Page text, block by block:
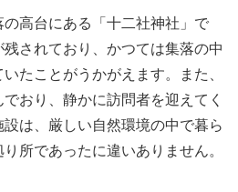
高台にある「十二社神社」で
されており、かつては集落の中
たことがうかがえます。また、
おり、静かに訪問者を迎えてく
は、厳しい自然環境の中で暮ら
所であったに違いありません。